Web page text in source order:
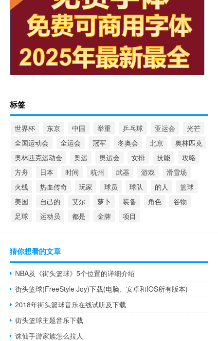
标签
世界杯 东京 中国 举重 乒乓球 亚运会
光芒
全国运动会
全运会 冠军 冬奥会 北京
奥林匹克
奥林匹克运动会
奥运 奥运会 女排 技能
攻略
方舟
日本 时间 杭州 武器 游戏
滑雪场
火线
热血传奇 玩家 球员 球队 的人
篮球
美国
自己的 艾尔 萝卜 装备 角色
谷物
足球
运动员 都是 金牌 项目
猜你想看的文章
NBA及《街头篮球》5个位置的详细介绍
街头篮球(FreeStyle Joy)下载(电脑、安卓和IOS所有版本)
2018年街头篮球音乐在线试听及下载
街头篮球主题音乐下载
诛仙手游家族怎么拉人